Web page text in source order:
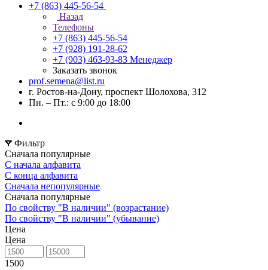
+7 (863) 445-56-54
Назад
Телефоны
+7 (863) 445-56-54
+7 (928) 191-28-62
+7 (903) 463-93-83 Менеджер
Заказать звонок
prof.semena@list.ru
г. Ростов-на-Дону, проспект Шолохова, 312
Пн. – Пт.: с 9:00 до 18:00
Фильтр
Сначала популярные
С начала алфавита
С конца алфавита
Сначала непопулярные
Сначала популярные
По свойству "В наличии" (возрастание)
По свойству "В наличии" (убывание)
Цена
Цена
1500